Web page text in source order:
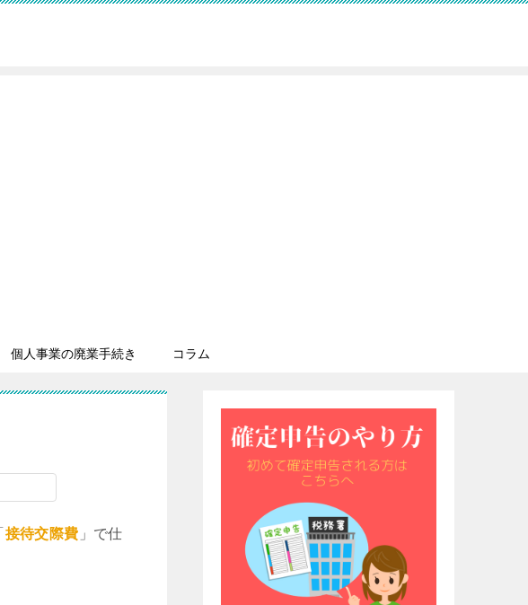
個人事業の廃業手続き コラム
接待交際費 」で仕